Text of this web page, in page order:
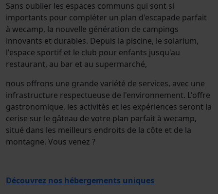
Sans oublier les espaces communs qui sont si
importants pour compléter un plan d'escapade parfait
à wecamp, la nouvelle génération de campings
innovants et durables. Depuis la piscine, le solarium,
l'espace sportif et le club pour enfants jusqu'au
restaurant, au bar et au supermarché,
nous offrons une grande variété de services, avec une
infrastructure respectueuse de l'environnement. L'offre
gastronomique, les activités et les expériences seront la
cerise sur le gâteau de votre plan parfait à wecamp,
situé dans les meilleurs endroits de la côte et de la
montagne. Vous venez ?
Découvrez nos hébergements uniques